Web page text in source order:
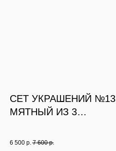
СЕТ УКРАШЕНИЙ №13
МЯТНЫЙ ИЗ 3
6 500 р. 7 600 р.